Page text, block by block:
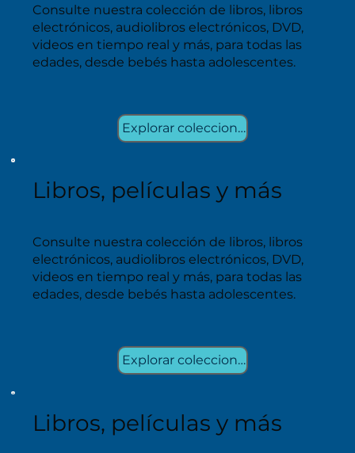
Consulte nuestra colección de libros, libros
electrónicos, audiolibros electrónicos, DVD,
videos en tiempo real y más, para todas las
edades, desde bebés hasta adolescentes.
Explorar colecciones
Libros, películas y más
Consulte nuestra colección de libros, libros
electrónicos, audiolibros electrónicos, DVD,
videos en tiempo real y más, para todas las
edades, desde bebés hasta adolescentes.
Explorar colecciones
Libros, películas y más